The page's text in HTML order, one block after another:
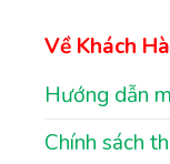
Về Khách
Hướng dẫn
Chính sách